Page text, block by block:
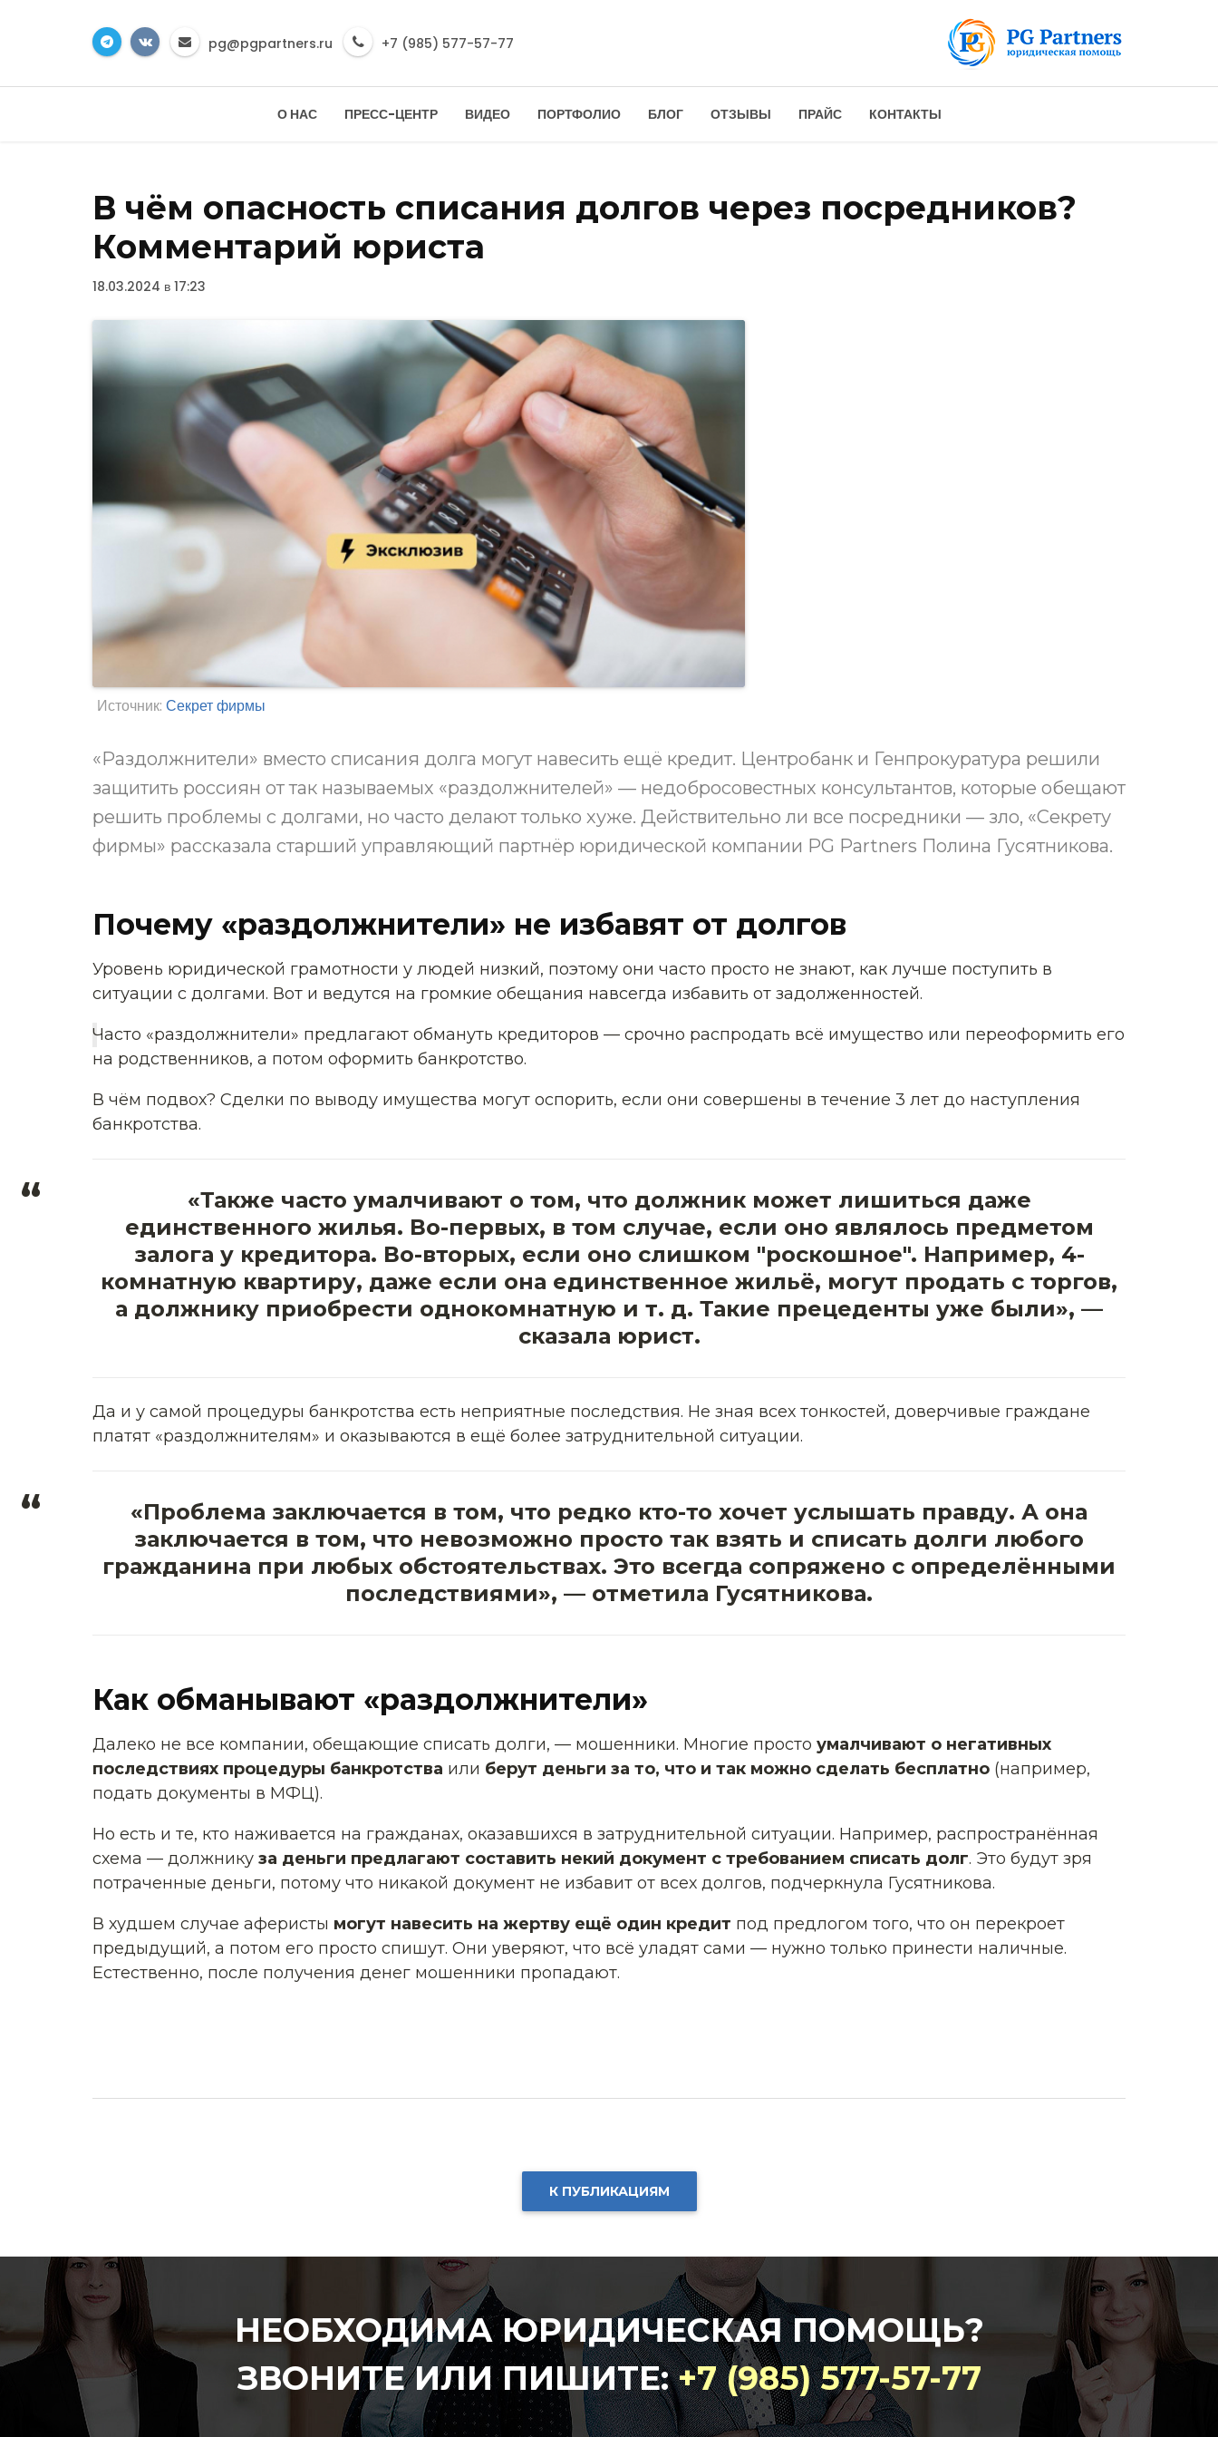
pg@pgpartners.ru +7 (985) 577-57-77
О НАС ПРЕСС-ЦЕНТР ВИДЕО ПОРТФОЛИО БЛОГ ОТЗЫВЫ ПРАЙС КОНТАКТЫ
В чём опасность списания долгов через посредников?
Комментарий юриста
18.03.2024 в 17:23
Источник: Секрет фирмы
«Раздолжнители» вместо списания долга могут навесить ещё кредит. Центробанк и Генпрокуратура решили
защитить россиян от так называемых «раздолжнителей» — недобросовестных консультантов, которые обещают
решить проблемы с долгами, но часто делают только хуже. Действительно ли все посредники — зло, «Секрету
фирмы» рассказала старший управляющий партнёр юридической компании PG Partners Полина Гусятникова.
Почему «раздолжнители» не избавят от долгов
Уровень юридической грамотности у людей низкий, поэтому они часто просто не знают, как лучше поступить в
ситуации с долгами. Вот и ведутся на громкие обещания навсегда избавить от задолженностей.
Часто «раздолжнители» предлагают обмануть кредиторов — срочно распродать всё имущество или переоформить его
на родственников, а потом оформить банкротство.
В чём подвох? Сделки по выводу имущества могут оспорить, если они совершены в течение 3 лет до наступления
банкротства.
“
«Также часто умалчивают о том, что должник может лишиться даже
единственного жилья. Во-первых, в том случае, если оно являлось предметом
залога у кредитора. Во-вторых, если оно слишком "роскошное". Например, 4-
комнатную квартиру, даже если она единственное жильё, могут продать с торгов,
а должнику приобрести однокомнатную и т. д. Такие прецеденты уже были», —
сказала юрист.
Да и у самой процедуры банкротства есть неприятные последствия. Не зная всех тонкостей, доверчивые граждане
платят «раздолжнителям» и оказываются в ещё более затруднительной ситуации.
“
«Проблема заключается в том, что редко кто-то хочет услышать правду. А она
заключается в том, что невозможно просто так взять и списать долги любого
гражданина при любых обстоятельствах. Это всегда сопряжено с определёнными
последствиями», — отметила Гусятникова.
Как обманывают «раздолжнители»
Далеко не все компании, обещающие списать долги, — мошенники. Многие просто умалчивают о негативных
последствиях процедуры банкротства или берут деньги за то, что и так можно сделать бесплатно (например,
подать документы в МФЦ).
Но есть и те, кто наживается на гражданах, оказавшихся в затруднительной ситуации. Например, распространённая
схема — должнику за деньги предлагают составить некий документ с требованием списать долг. Это будут зря
потраченные деньги, потому что никакой документ не избавит от всех долгов, подчеркнула Гусятникова.
В худшем случае аферисты могут навесить на жертву ещё один кредит под предлогом того, что он перекроет
предыдущий, а потом его просто спишут. Они уверяют, что всё уладят сами — нужно только принести наличные.
Естественно, после получения денег мошенники пропадают.
К ПУБЛИКАЦИЯМ
НЕОБХОДИМА ЮРИДИЧЕСКАЯ ПОМОЩЬ?
ЗВОНИТЕ ИЛИ ПИШИТЕ:+7 (985) 577-57-77